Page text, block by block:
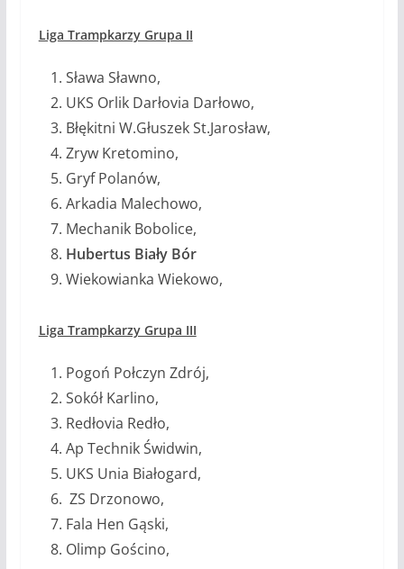
Liga Trampkarzy Grupa II
Sława Sławno,
UKS Orlik Darłovia Darłowo,
Błękitni W.Głuszek St.Jarosław,
Zryw Kretomino,
Gryf Polanów,
Arkadia Malechowo,
Mechanik Bobolice,
Hubertus Biały Bór
Wiekowianka Wiekowo,
Liga Trampkarzy Grupa III
Pogoń Połczyn Zdrój,
Sokół Karlino,
Redłovia Redło,
Ap Technik Świdwin,
UKS Unia Białogard,
ZS Drzonowo,
Fala Hen Gąski,
Olimp Gościno,